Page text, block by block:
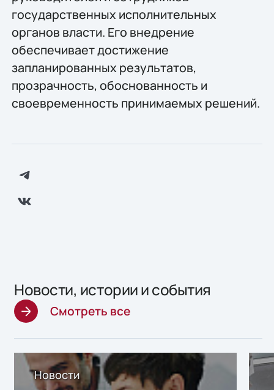
государственных исполнительных
органов власти. Его внедрение
обеспечивает достижение
запланированных результатов,
прозрачность, обоснованность и
своевременность принимаемых решений.
Новости, истории и события
Смотреть все
Новости